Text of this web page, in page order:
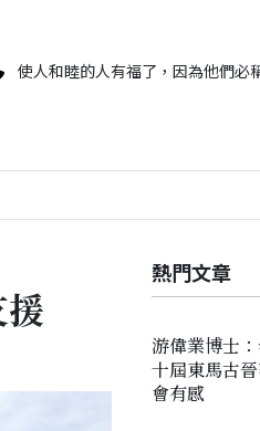
使人和睦的人有福了，因為他們必
熱門文章
游偉業博士
十屆東馬古
會有感